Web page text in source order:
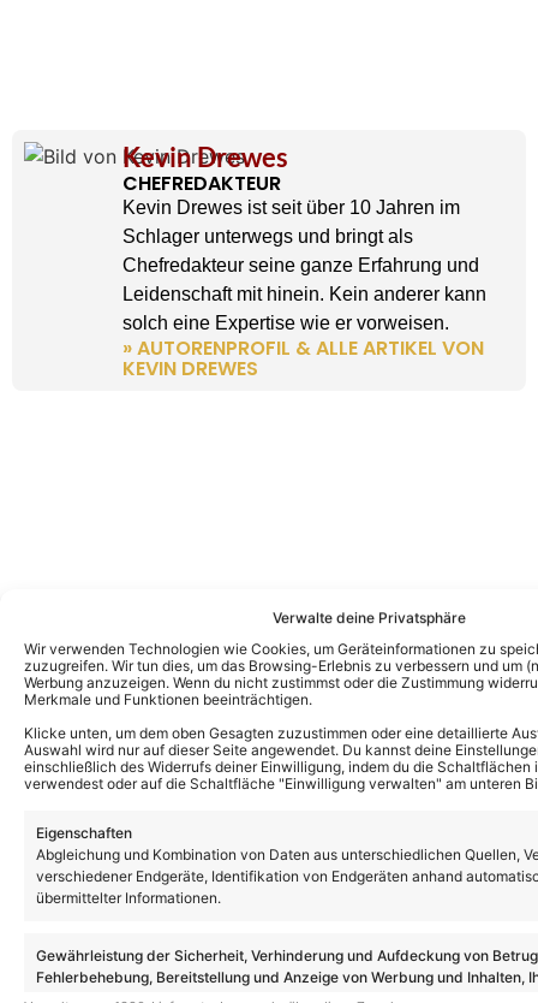
Verwalte deine Privatsphäre
Wir verwenden Technologien wie Cookies, um Geräteinformationen zu
zuzugreifen. Wir tun dies, um das Browsing-Erlebnis zu verbessern und um
Werbung anzuzeigen. Wenn du nicht zustimmst oder die Zustimmung
Merkmale und Funktionen beeinträchtigen.
Klicke unten, um dem oben Gesagten zuzustimmen oder eine detaillierte
Auswahl wird nur auf dieser Seite angewendet. Du kannst deine
einschließlich des Widerrufs deiner Einwilligung, indem du die
verwendest oder auf die Schaltfläche "Einwilligung verwalten" am unteren
Eigenschaften
Abgleichung und Kombination von Daten aus unterschiedlichen Quellen,
verschiedener Endgeräte, Identifikation von Endgeräten anhand
übermittelter Informationen.
Gewährleistung der Sicherheit, Verhinderung und Aufdeckung von
Fehlerbehebung, Bereitstellung und Anzeige von Werbung und Inhalten,
Entscheidungen zum Datenschutz speichern und übermitteln.
Kevin Drewes
CHEFREDAKTEUR
Kevin Drewes ist seit über 10 Jahren im
Schlager unterwegs und bringt als
Chefredakteur seine ganze Erfahrung und
Leidenschaft mit hinein. Kein anderer kann
solch eine Expertise wie er vorweisen.
» AUTORENPROFIL & ALLE ARTIKEL VON
KEVIN DREWES
Weitere News
„Sturm der Liebe“ Vorschau: So geht es